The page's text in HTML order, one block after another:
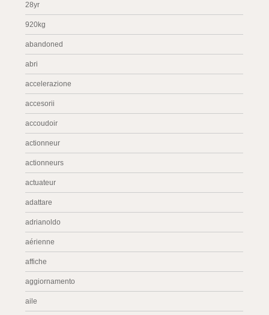
28yr
920kg
abandoned
abri
accelerazione
accesorii
accoudoir
actionneur
actionneurs
actuateur
adattare
adrianoldo
aérienne
affiche
aggiornamento
aile